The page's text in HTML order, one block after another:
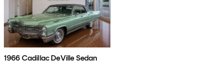
1966 Cadillac DeVille Sedan